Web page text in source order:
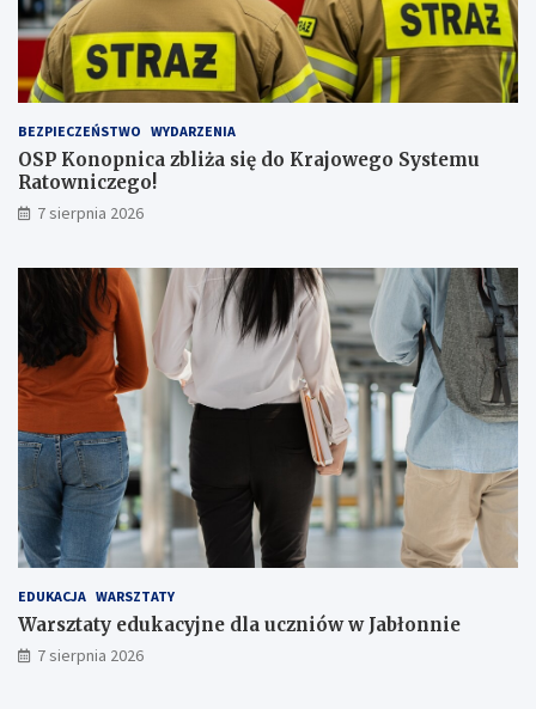
b
ą
a
a
ż
e
r
!
BEZPIECZEŃSTWO WYDARZENIA
OSP Konopnica zbliża się do Krajowego Systemu
Ratowniczego!
7 sierpnia 2026
EDUKACJA WARSZTATY
Warsztaty edukacyjne dla uczniów w Jabłonnie
7 sierpnia 2026